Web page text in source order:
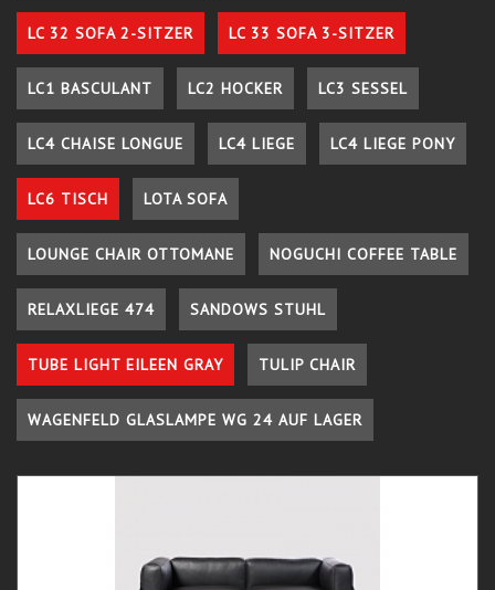
LC 32 SOFA 2-SITZER LC 33 SOFA 3-SITZER
LC1 BASCULANT LC2 HOCKER LC3 SESSEL
LC4 CHAISE LONGUE LC4 LIEGE LC4 LIEGE PONY
LC6 TISCH LOTA SOFA
LOUNGE CHAIR OTTOMANE NOGUCHI COFFEE TABLE
RELAXLIEGE 474 SANDOWS STUHL
TUBE LIGHT EILEEN GRAY TULIP CHAIR
WAGENFELD GLASLAMPE WG 24 AUF LAGER